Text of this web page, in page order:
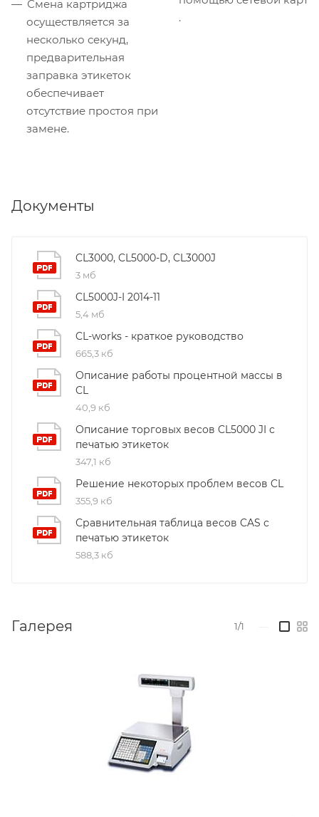
Смена картриджа
осуществляется за
несколько секунд,
предварительная
заправка этикеток
обеспечивает
отсутствие простоя при
замене.
.
Документы
CL3000, CL5000-D, CL3000J
3 мб
CL5000J-I 2014-11
5,4 мб
CL-works - краткое руководство
665,3 кб
Описание работы процентной массы в
CL
40,9 кб
Описание торговых весов CL5000 JI с
печатью этикеток
347,1 кб
Решение некоторых проблем весов CL
355,9 кб
Сравнительная таблица весов CAS с
печатью этикеток
588,3 кб
Галерея 1/1